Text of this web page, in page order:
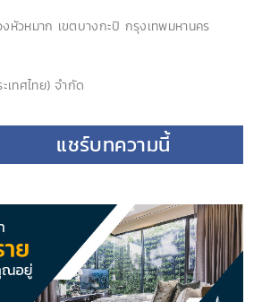
หัวหมาก เขตบางกะปิ กรุงเทพมหานคร
ทศไทย) จำกัด